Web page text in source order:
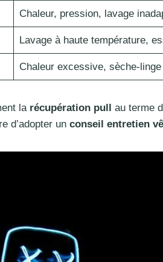
Chaleur, pression, lavage
Lavage à haute température,
Chaleur excessive, sèche-linge
la récupération pull
au terme
d’adopter un conseil entretien